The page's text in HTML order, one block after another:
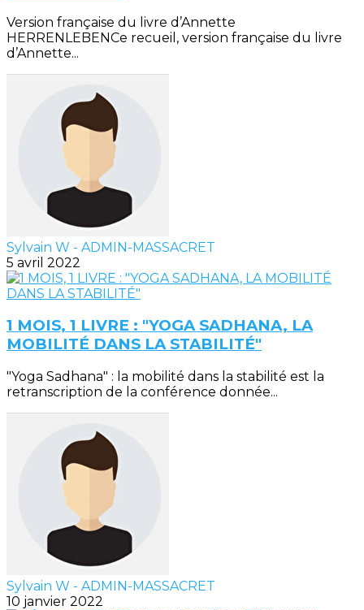
Version française du livre d’Annette
HERRENLEBENCe recueil, version française du livre
d’Annette...
Sylvain W - ADMIN-MASSACRET
5 avril 2022
1 MOIS, 1 LIVRE : "YOGA SADHANA, LA
MOBILITÉ DANS LA STABILITÉ"
"Yoga Sadhana" : la mobilité dans la stabilité est la
retranscription de la conférence donnée...
Sylvain W - ADMIN-MASSACRET
10 janvier 2022